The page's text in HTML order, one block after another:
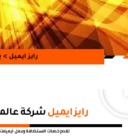
رايز ايميل >
رايز ايميل شركة
تقدم خدمات الاستضافة وعمل